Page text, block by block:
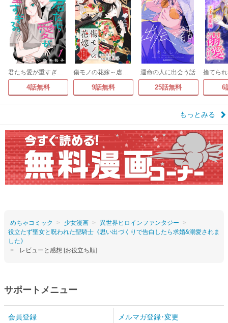
君たち愛が重すぎる。(話売り)
4話無料
傷モノの花嫁～虐げられた私が、皇國の鬼神に見初められた理由～ 分冊版
9話無料
運命の人に出会う話
25話無料 6
もっとみる
めちゃコミック 少女漫画
異世界ヒロインファンタジー
役立たず聖女と呪われた聖騎士《思い出づくりで告白したら求婚&溺愛されま
した》
レビューと感想 [お役立ち順]
サポートメニュー
会員登録 メルマガ登録･変更